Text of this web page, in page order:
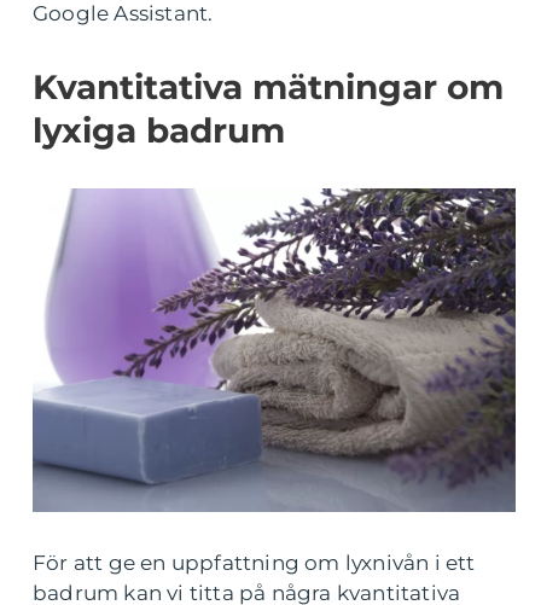
Google Assistant.
Kvantitativa mätningar om
lyxiga badrum
För att ge en uppfattning om lyxnivån i ett
badrum kan vi titta på några kvantitativa